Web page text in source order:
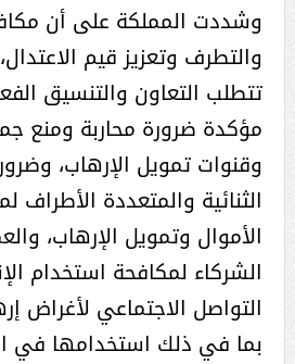
وشددت المملكة على أن
والتطرف وتعزيز قيم
تتطلب التعاون والتنسيق
مؤكدة ضرورة محاربة ومنع
وقنوات تمويل الإرهاب،
الثنائية والمتعددة
الأموال وتمويل الإرهاب،
الشركاء لمكافحة استخدام
التواصل الاجتماعي لأغراض
بما في ذلك استخدامها في